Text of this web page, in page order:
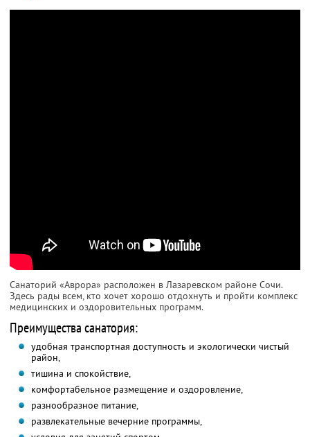
Санаторий «Аврора» расположен в Лазаревском районе Сочи.
Здесь рады всем, кто хочет хорошо отдохнуть и пройти комплекс
медицинских и оздоровительных программ.
Преимущества санатория:
удобная транспортная доступность и экологически чистый
район,
тишина и спокойствие,
комфортабельное размещение и оздоровление,
разнообразное питание,
развлекательные вечерние программы,